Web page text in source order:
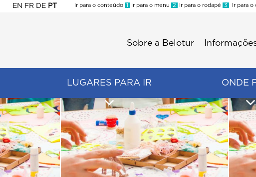
EN FR DE PT
Ir para o conteúdo 1 Ir para o menu 2 Ir para o rodapé 3 Ir para o
Sobre a Belotur
LUGARES PARA IR ONDE